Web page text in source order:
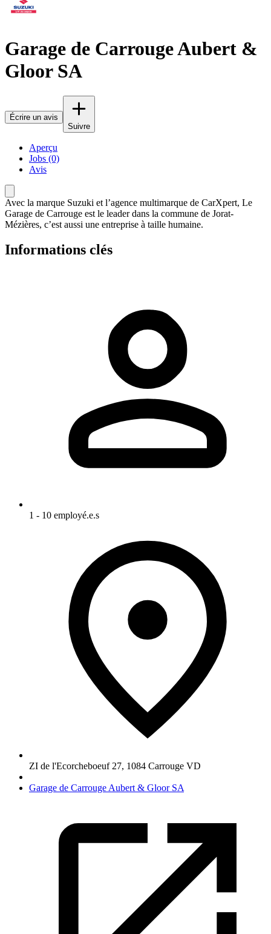
Garage de Carrouge Aubert &
Gloor SA
Écrire un avis
Suivre
Aperçu
Jobs (0)
Avis
Avec la marque Suzuki et l’agence multimarque de CarXpert, Le
Garage de Carrouge est le leader dans la commune de Jorat-
Mézières, c’est aussi une entreprise à taille humaine.
Informations clés
1 - 10 employé.e.s
ZI de l'Ecorcheboeuf 27, 1084 Carrouge VD
Garage de Carrouge Aubert & Gloor SA